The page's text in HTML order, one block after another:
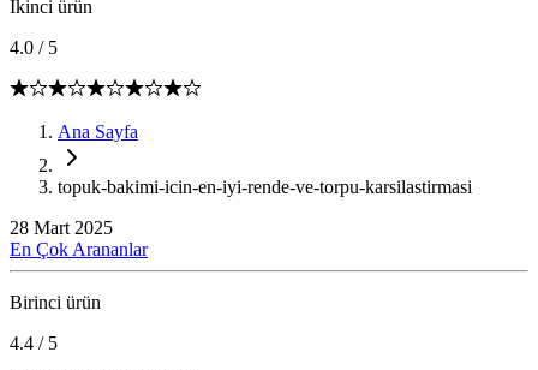
İkinci ürün
4.0 / 5
Ana Sayfa
topuk-bakimi-icin-en-iyi-rende-ve-torpu-karsilastirmasi
28 Mart 2025
En Çok Arananlar
Birinci ürün
4.4 / 5